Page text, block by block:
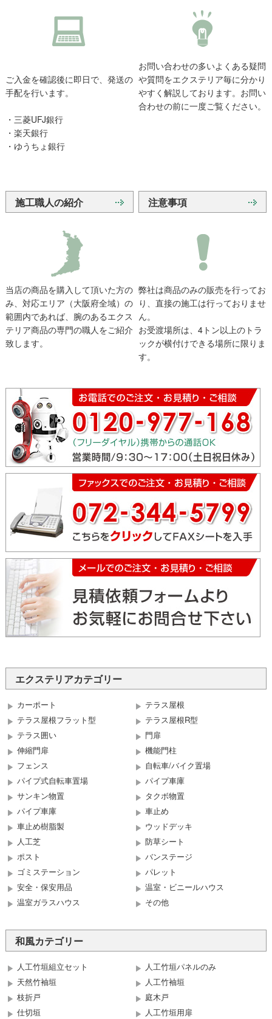
ご入金を確認後に即日で、発送の
手配を行います。
・三菱UFJ銀行
・楽天銀行
・ゆうちょ銀行
お問い合わせの多いよくある疑問
や質問をエクステリア毎に分かり
やすく解説しております。お問い
合わせの前に一度ご覧ください。
施工職人の紹介
当店の商品を購入して頂いた方の
み、対応エリア（大阪府全域）の
範囲内であれば、腕のあるエクス
テリア商品の専門の職人をご紹介
致します。
注意事項
弊社は商品のみの販売を行ってお
り、直接の施工は行っておりませ
ん。
お受渡場所は、4トン以上のトラ
ックが横付けできる場所に限りま
す。
エクステリアカテゴリー
カーポート
テラス屋根
テラス屋根フラット型
テラス屋根R型
テラス囲い
門扉
伸縮門扉
機能門柱
フェンス
自転車/バイク置場
パイプ式自転車置場
パイプ車庫
サンキン物置
タクボ物置
パイプ車庫
車止め
車止め樹脂製
ウッドデッキ
人工芝
防草シート
ポスト
バンステージ
ゴミステーション
パレット
安全・保安用品
温室・ビニールハウス
温室ガラスハウス
その他
和風カテゴリー
人工竹垣組立セット
人工竹垣パネルのみ
天然竹袖垣
人工竹袖垣
枝折戸
庭木戸
仕切垣
人工竹垣用扉